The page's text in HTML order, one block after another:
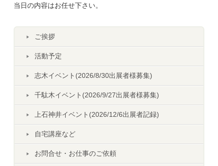
当日の内容はお任せ下さい。
ご挨拶
活動予定
志木イベント(2026/8/30出展者様募集)
千駄木イベント(2026/9/27出展者様募集)
上石神井イベント(2026/12/6出展者記録)
自宅講座など
お問合せ・お仕事のご依頼